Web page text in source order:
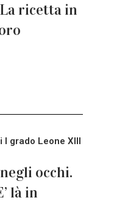
ricetta in
I grado Leone XIII
occhi.
là in